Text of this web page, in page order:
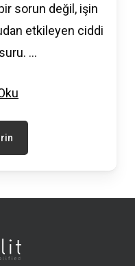
sorun değil, işin
etkileyen ciddi
...